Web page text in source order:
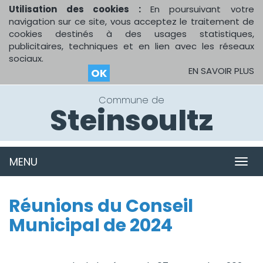
Utilisation des cookies : En poursuivant votre
navigation sur ce site, vous acceptez le traitement de
cookies destinés à des usages statistiques,
publicitaires, techniques et en lien avec les réseaux
sociaux.
OK EN SAVOIR PLUS
Commune de
Steinsoultz
MENU
Réunions du Conseil
Municipal de 2024